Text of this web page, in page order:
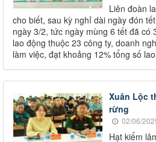
Liên đoàn
cho biết, sau kỳ nghỉ dài ngày đón
ngày 3/2, tức ngày mùng 6 tết đã có
lao động thuộc 23 công ty, doanh
làm việc, đạt khoảng 12% tổng số
Xuân Lộc
rừng
02/06/
Hạt kiểm